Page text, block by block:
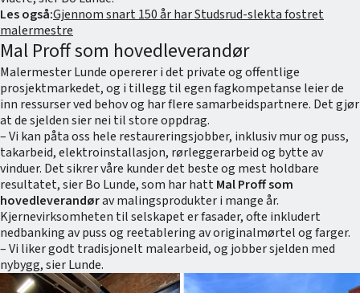
Les også:Gjennom snart 150 år har Studsrud-slekta fostret
malermestre
Mal Proff som hovedleverandør
Malermester Lunde opererer i det private og offentlige
prosjektmarkedet, og i tillegg til egen fagkompetanse leier de
inn ressurser ved behov og har flere samarbeidspartnere. Det gjør
at de sjelden sier nei til store oppdrag.
– Vi kan påta oss hele restaureringsjobber, inklusiv mur og puss,
takarbeid, elektroinstallasjon, rørleggerarbeid og bytte av
vinduer. Det sikrer våre kunder det beste og mest holdbare
resultatet, sier Bo Lunde, som har hattMal Proff som
hovedleverandørav malingsprodukter i mange år.
Kjernevirksomheten til selskapet er fasader, ofte inkludert
nedbanking av puss og reetablering av originalmørtel og farger.
– Vi liker godt tradisjonelt malearbeid, og jobber sjelden med
nybygg, sier Lunde.